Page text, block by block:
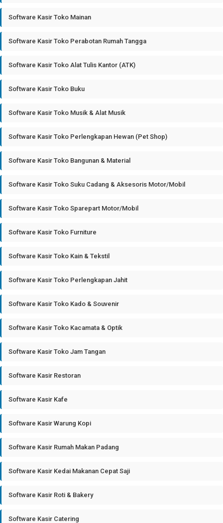
Software Kasir Toko Mainan
Software Kasir Toko Perabotan Rumah Tangga
Software Kasir Toko Alat Tulis Kantor (ATK)
Software Kasir Toko Buku
Software Kasir Toko Musik & Alat Musik
Software Kasir Toko Perlengkapan Hewan (Pet Shop)
Software Kasir Toko Bangunan & Material
Software Kasir Toko Suku Cadang & Aksesoris Motor/Mobil
Software Kasir Toko Sparepart Motor/Mobil
Software Kasir Toko Furniture
Software Kasir Toko Kain & Tekstil
Software Kasir Toko Perlengkapan Jahit
Software Kasir Toko Kado & Souvenir
Software Kasir Toko Kacamata & Optik
Software Kasir Toko Jam Tangan
Software Kasir Restoran
Software Kasir Kafe
Software Kasir Warung Kopi
Software Kasir Rumah Makan Padang
Software Kasir Kedai Makanan Cepat Saji
Software Kasir Roti & Bakery
Software Kasir Catering